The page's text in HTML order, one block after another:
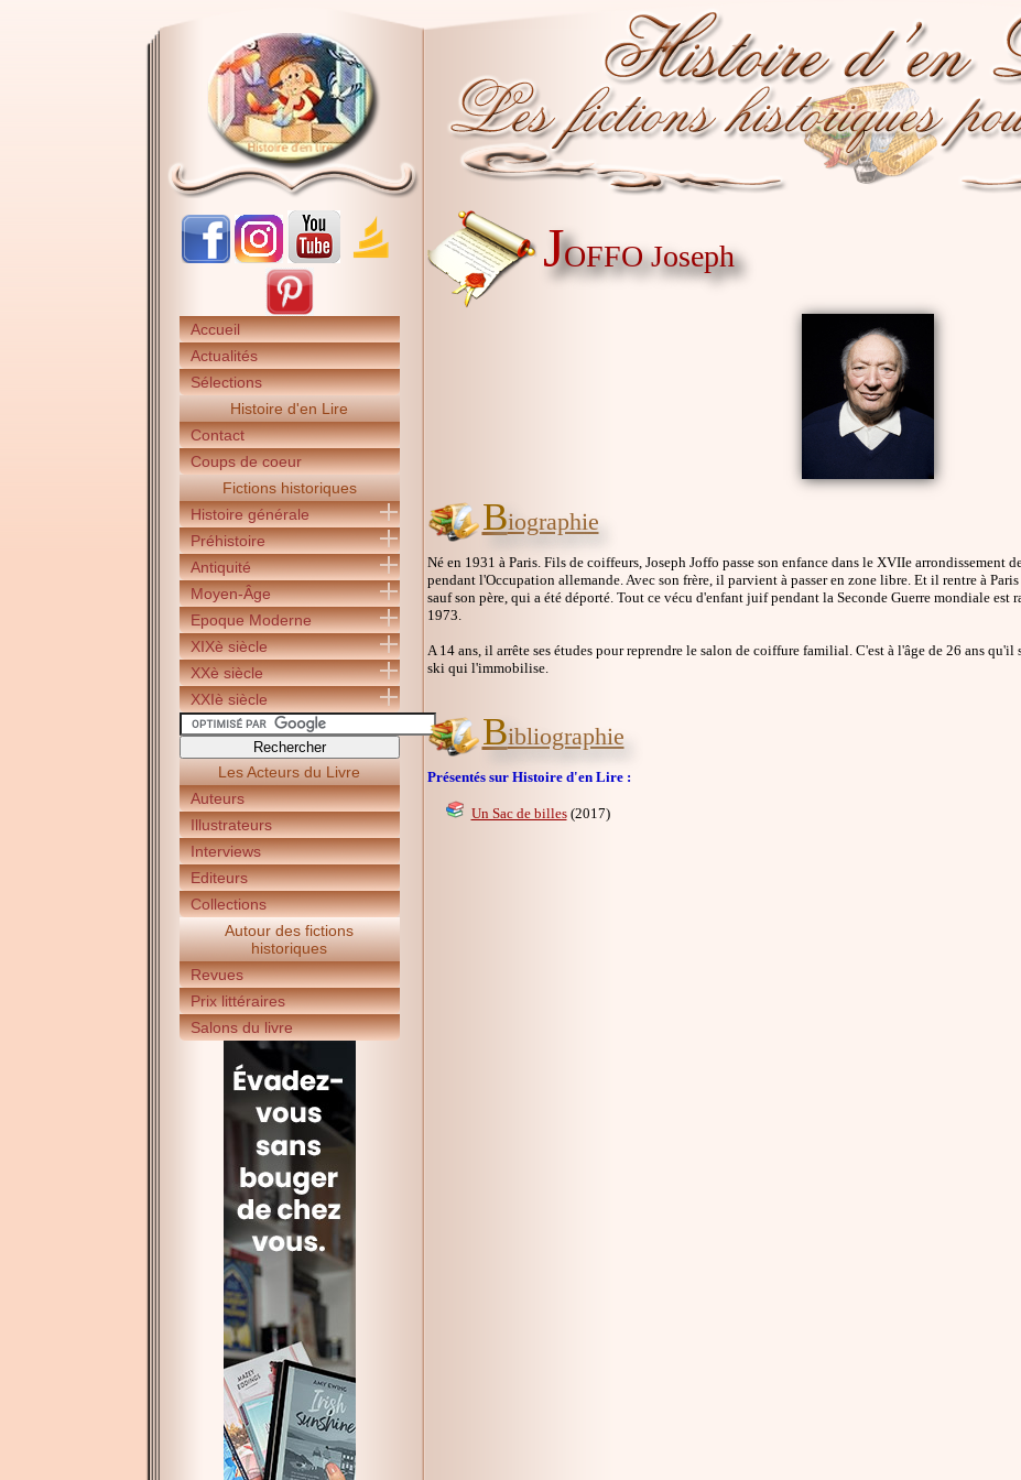
Accueil
Actualités
Sélections
Histoire d'en Lire
Contact
Coups de coeur
Fictions historiques
Histoire générale
Préhistoire
Antiquité
Moyen-Âge
Epoque Moderne
XIXè siècle
XXè siècle
XXIè siècle
Les Acteurs du Livre
Auteurs
Illustrateurs
Interviews
Editeurs
Collections
Autour des fictions
historiques
Revues
Prix littéraires
Salons du livre
JOFFO Joseph
Biographie
Né en 1931 à Paris. Fils de coiffeurs, Joseph Joffo passe son enfance dans le XVIIe arrondissement
pendant l'Occupation allemande. Avec son frère, il parvient à passer en zone libre. Et il rentre à
sauf son père, qui a été déporté. Tout ce vécu d'enfant juif pendant la Seconde Guerre mondiale est
1973.
A 14 ans, il arrête ses études pour reprendre le salon de coiffure familial. C'est à l'âge de 26 ans
ski qui l'immobilise.
Bibliographie
Présentés sur Histoire d'en Lire :
Un Sac de billes(2017)